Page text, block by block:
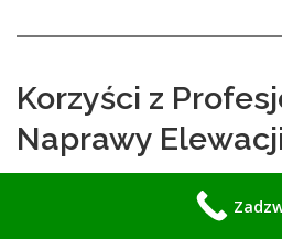
Korzyści z
Naprawy
Wyższa Wartość
Budynki z dobrze utrzymaną elewacją są